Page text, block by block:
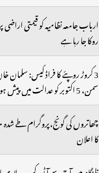
ارباب جامعہ نظامیہ کو قیمتی
روکا جا رہا ہے
3 کروڑ روپئے کا فراڈ کیس: سلمان
سمن، 5 اکتوبر کو عدالت میں پیش ہونے کا حکم
چھاتروں کی گونج،پروگرام طے شدہ
کا اعلان